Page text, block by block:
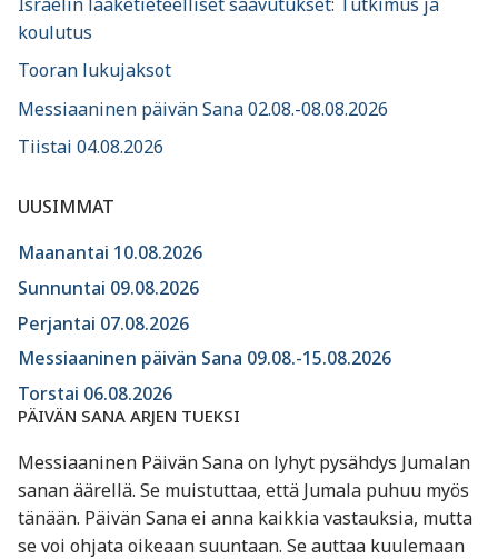
koulutus
Tooran lukujaksot
Messiaaninen päivän Sana 02.08.-08.08.2026
Tiistai 04.08.2026
UUSIMMAT
Maanantai 10.08.2026
Sunnuntai 09.08.2026
Perjantai 07.08.2026
Messiaaninen päivän Sana 09.08.-15.08.2026
Torstai 06.08.2026
PÄIVÄN SANA ARJEN TUEKSI
Messiaaninen Päivän Sana on lyhyt pysähdys Jumalan
sanan äärellä. Se muistuttaa, että Jumala puhuu myös
tänään. Päivän Sana ei anna kaikkia vastauksia, mutta
se voi ohjata oikeaan suuntaan. Se auttaa kuulemaan